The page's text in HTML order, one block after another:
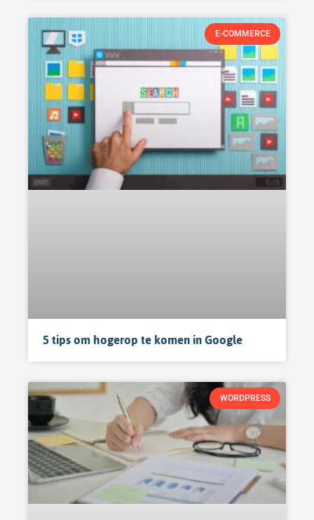
E-COMMERCE
5 tips om hogerop te komen in Google
WORDPRESS